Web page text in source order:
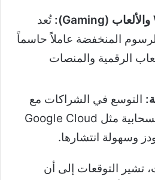
تُعد
المنخفضة عاملاً حاسماً
الرقمية والمنصات
التوسع في الشراكات مع
عملاقة الحوسبة السحابية مثل Google Cloud
وسهولة انتشارها.
التوقعات إلى أن